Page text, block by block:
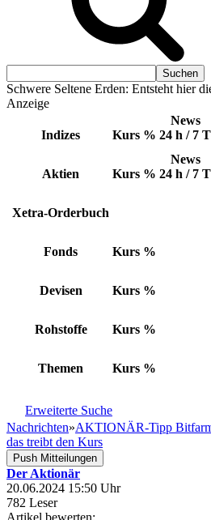
Schwere Seltene Erden: Entsteht hier
Anzeige
Indizes Kurs %
News
24 h / 7 T
Aktien Kurs %
News
24 h / 7 T
Xetra-Orderbuch
Fonds Kurs %
Devisen Kurs %
Rohstoffe Kurs %
Themen Kurs %
Erweiterte Suche
Nachrichten»AKTIONÄR-Tipp
das treibt den Kurs
Push Mitteilungen
Der Aktionär
20.06.2024 15:50 Uhr
782 Leser
Artikel bewerten: